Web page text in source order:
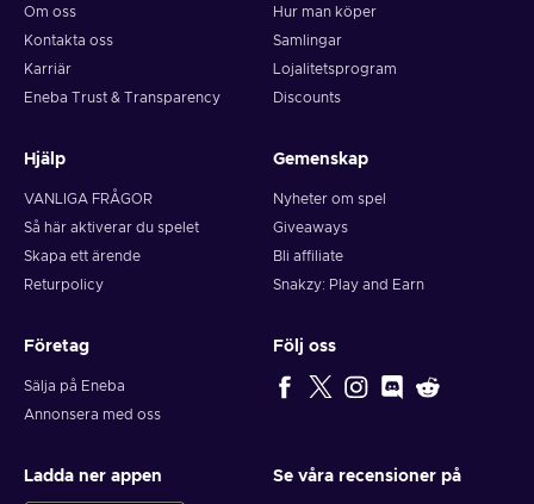
Om oss
Kontakta oss
Karriär
Eneba Trust & Transparency
Hur man köper
Samlingar
Lojalitetsprogram
Discounts
Hjälp
VANLIGA FRÅGOR
Så här aktiverar du spelet
Skapa ett ärende
Returpolicy
Gemenskap
Nyheter om spel
Giveaways
Bli affiliate
Snakzy: Play and Earn
Företag
Sälja på Eneba
Annonsera med oss
Följ oss
Ladda ner appen Se våra recensioner på